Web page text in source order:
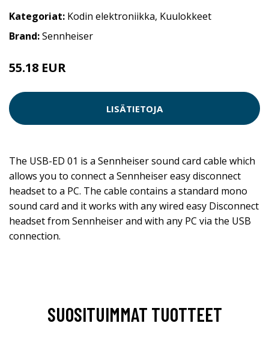
Kategoriat: Kodin elektroniikka, Kuulokkeet
Brand:Sennheiser
55.18 EUR
LISÄTIETOJA
The USB-ED 01 is a Sennheiser sound card cable which
allows you to connect a Sennheiser easy disconnect
headset to a PC. The cable contains a standard mono
sound card and it works with any wired easy Disconnect
headset from Sennheiser and with any PC via the USB
connection.
SUOSITUIMMAT TUOTTEET